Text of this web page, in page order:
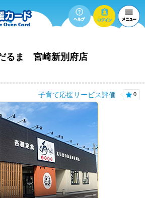
るま 宮崎新別府店
子育て応援サービス評価 0